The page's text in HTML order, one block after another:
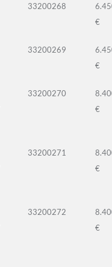
33200268
€
33200269
€
33200270
€
33200271
€
33200272
€